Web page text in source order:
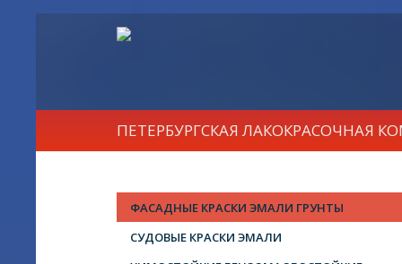
ПЕТЕРБУРГСКАЯ ЛАКОКРАСОЧНАЯ
ФАСАДНЫЕ КРАСКИ ЭМАЛИ ГРУНТЫ
СУДОВЫЕ КРАСКИ ЭМАЛИ